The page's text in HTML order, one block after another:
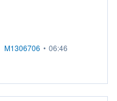
soutenu par l'espoir
M1306706 • 06:46